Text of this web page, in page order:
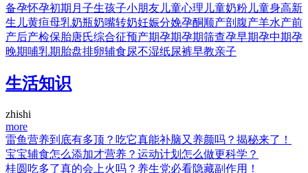
备孕怀孕初期 月子生孩子小朋友 儿童心理 儿童奶粉 儿童身高新
生儿黄疸母乳奶瓶奶嘴转奶妊娠分娩孕酮顺产剖腹产羊水产前
产后产检保胎唐氏综合征预产期孕期孕期筛查孕早期孕中期孕
晚期哺乳期 胎盘排卵辅食尿不湿纸尿裤早教亲子
生活知识
zhishi
more
雷鱼营养到底有多顶？吃它真能补脑又养颜吗？揭秘来了！
宝宝辅食怎么添加才营养？运动计划怎么做更科学？
桂圆吃多了真的会上火吗？养生党必看隐藏副作用！